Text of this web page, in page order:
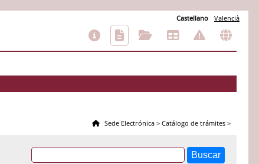
Castellano Valencià
Sede Electrónica > Catálogo de trámites >